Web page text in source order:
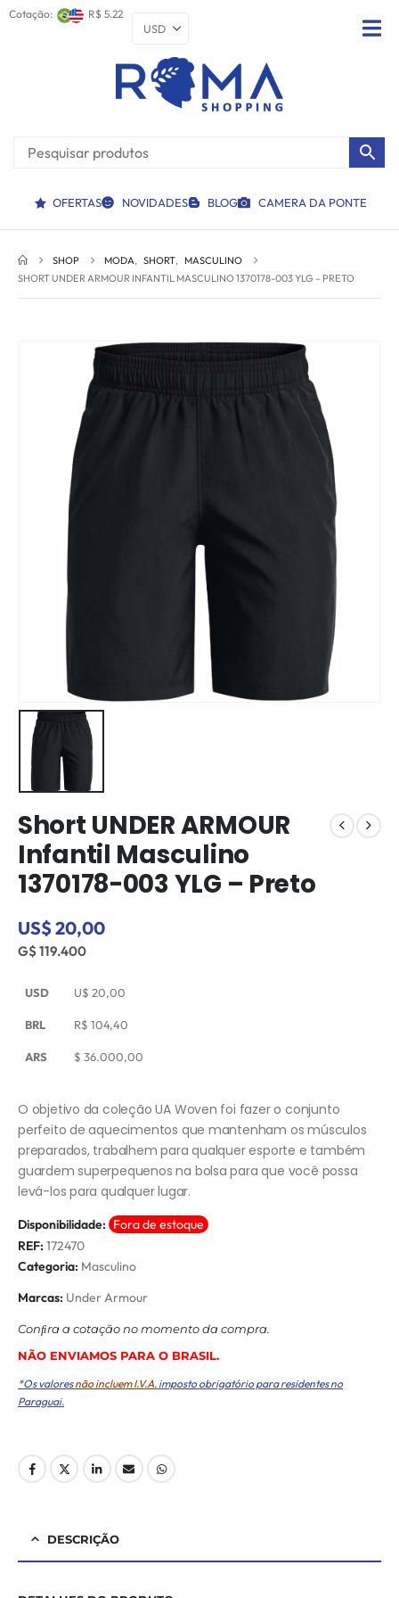
Cotação: R$ 5.22
OFERTAS NOVIDADES BLOG CAMERA DA PONTE
SHOP MODA, SHORT, MASCULINO
SHORT UNDER ARMOUR INFANTIL MASCULINO 1370178-003 YLG – PRETO
Short UNDER ARMOUR
Infantil Masculino
1370178-003 YLG – Preto
US$ 20,00
G$ 119.400
USD U$ 20,00
BRL R$ 104,40
ARS $ 36.000,00
O objetivo da coleção UA Woven foi fazer o conjunto
perfeito de aquecimentos que mantenham os músculos
preparados, trabalhem para qualquer esporte e também
guardem superpequenos na bolsa para que você possa
levá-los para qualquer lugar.
Disponibilidade: Fora de estoque
REF: 172470
Categoria: Masculino
Marcas: Under Armour
Conﬁra a cotação no momento da compra.
NÃO ENVIAMOS PARA O BRASIL.
*Os valoresnão incluem I.V.A. imposto obrigatório para residentes no
Paraguai.
DESCRIÇÃO